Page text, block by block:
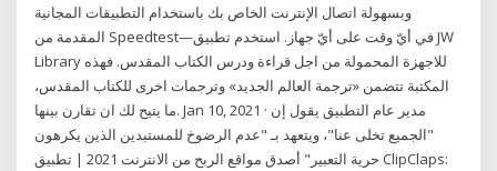
وبسهولة اتصال الإنترنت الخاص بك باستخدام التطبيقات المجانية
المقدمة من Speedtest—في أيّ وقت على أيّ جهاز. استخدم تطبيق JW
Library للاجهزة المحمولة من اجل قراءة ودرس الكتاب المقدس.‏ فهذه
المكتبة تتضمن «ترجمة العالم الجديد» وترجمات اخرى للكتاب المقدس،‏
ما يتيح لك ان تقارن بينها. Jan 10, 2021 · مدير عام التطبيق يقول إن
"الجميع تخلى عنا"، ويتعهد بـ "عدم الرضوخ للمستبدين الذين يكرهون
حرية التعبير" أصدق مواقع الربح من الانترنت 2021 | تطبيق ClipClaps: